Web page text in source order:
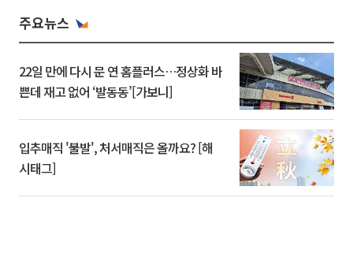
주요뉴스
22일 만에 다시 문 연 홈플러스…정상화 바
쁜데 재고 없어 ‘발동동’[가보니]
입추매직 '불발', 처서매직은 올까요? [해
시태그]